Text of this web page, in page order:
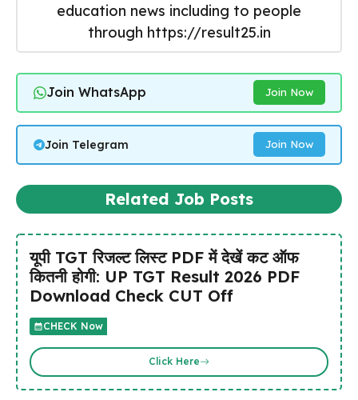
education news including to people
through https://result25.in
Join WhatsApp Join Now
Join Telegram Join Now
Related Job Posts
यूपी TGT रिजल्ट लिस्ट PDF में देखें कट ऑफ
कितनी होगी: UP TGT Result 2026 PDF
Download Check CUT Off
CHECK Now
Click Here